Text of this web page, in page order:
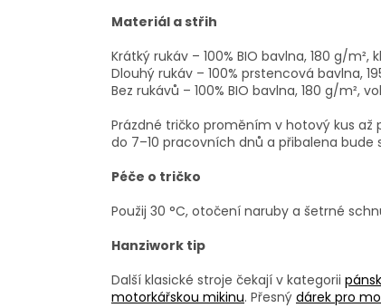
Materiál a střih
Krátký rukáv – 100% BIO bavlna, 180 g/m²,
Dlouhý rukáv – 100% prstencová bavlna,
Bez rukávů – 100% BIO bavlna, 180 g/m²,
Prázdné tričko proměním v hotový kus až
do 7–10 pracovních dnů a přibalena bude
Péče o tričko
Použij 30 °C, otočení naruby a šetrné
Hanziwork tip
Další klasické stroje čekají v kategorii
motorkářskou mikinu. Přesný dárek pro